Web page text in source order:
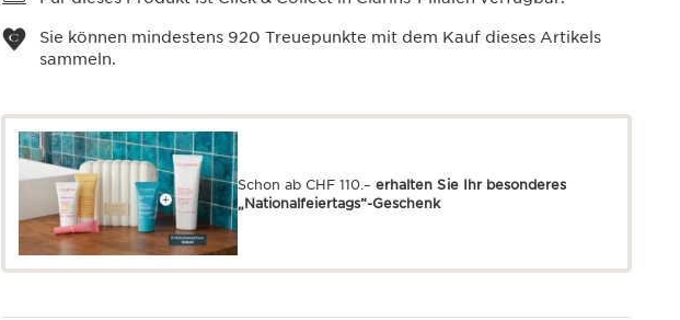
Sie können mindestens 920 Treuepunkte mit dem Kauf dieses Artikels
sammeln.
Schon ab CHF 110.–erhalten Sie Ihr besonderes
„Nationalfeiertags“-Geschenk